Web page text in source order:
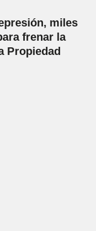
miles
frenar la
Propiedad